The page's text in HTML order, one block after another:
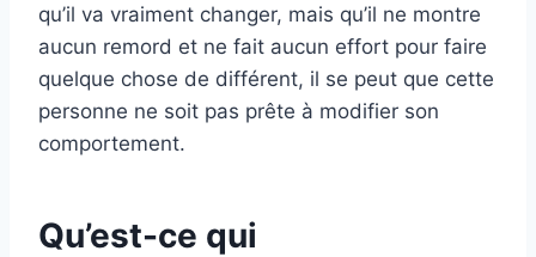
qu’il va vraiment changer, mais qu’il ne montre
aucun remord et ne fait aucun effort pour faire
quelque chose de différent, il se peut que cette
personne ne soit pas prête à modifier son
comportement.
Qu’est-ce qui